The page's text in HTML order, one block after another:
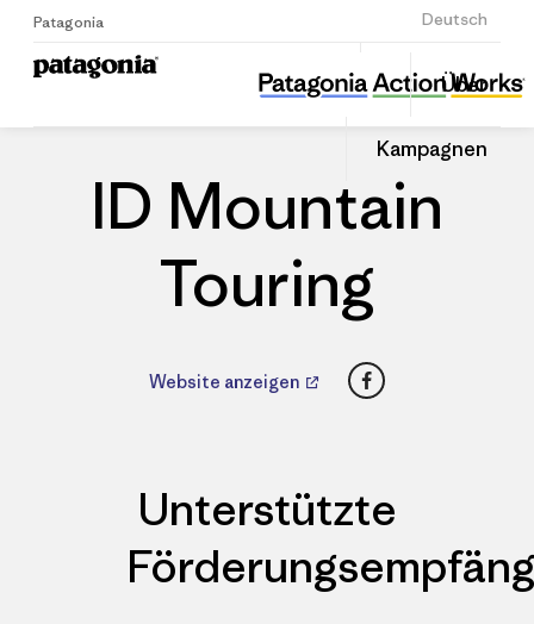
Patagonia Deutsch
Anmelden
Über
Kampagnen
ID Mountain Touring
Diesen
Beitrag
Auf
teilen
ID Mountain
Touring
Website anzeigen Facebook
Unterstützte